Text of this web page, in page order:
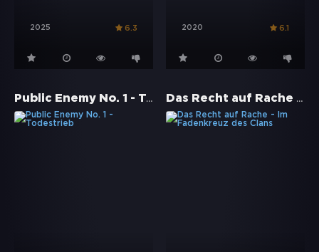
2025 6.3 2020 6.1
Public Enemy No. 1 - Todestrieb Das Recht auf Rache - Im Fadenkreuz des Clans